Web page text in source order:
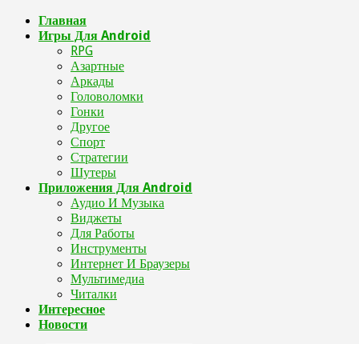
Главная
Игры Для Android
RPG
Азартные
Аркады
Головоломки
Гонки
Другое
Спорт
Стратегии
Шутеры
Приложения Для Android
Аудио И Музыка
Виджеты
Для Работы
Инструменты
Интернет И Браузеры
Мультимедиа
Читалки
Интересное
Новости